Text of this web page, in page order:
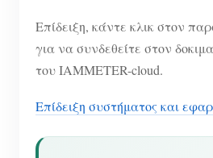
Επίδειξη, κάντε κλικ στον
για να συνδεθείτε στον
του IAMMETER-cloud.
Επίδειξη συστήματος και